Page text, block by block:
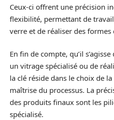
Ceux-ci offrent une précision
flexibilité, permettant de
verre et de réaliser des formes
En fin de compte, qu’il
un vitrage spécialisé ou de
la clé réside dans le choix de
maîtrise du processus. La
des produits finaux sont les
spécialisé.